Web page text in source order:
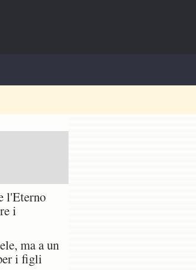
l'Eterno
i
ma a un
i figli